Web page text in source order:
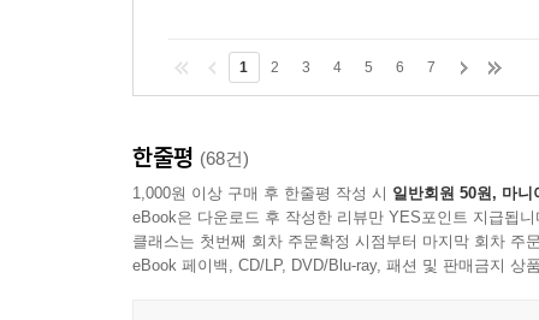
1 2 3 4 5 6 7
한줄평 (68건)
1,000원 이상 구매 후 한줄평 작성 시 일반회원 50원, 마니
eBook은 다운로드 후 작성한 리뷰만 YES포인트 지급됩니
클래스는 첫번째 회차 주문확정 시점부터 마지막 회차 주
eBook 페이백, CD/LP, DVD/Blu-ray, 패션 및 판매금지 상